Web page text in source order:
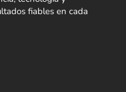
fiables en cada